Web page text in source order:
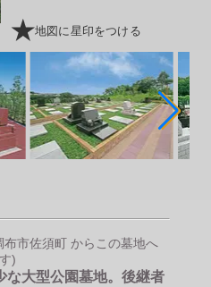
地図に星印をつける
市佐須町 からこの墓地へ
)
な大型公園墓地。後継者